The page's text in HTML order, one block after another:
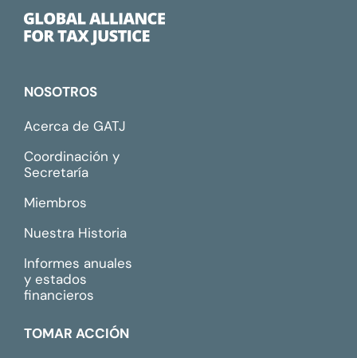
NOSOTROS
Acerca de GATJ
Coordinación y
Secretaría
Miembros
Nuestra Historia
Informes anuales
y estados
financieros
TOMAR ACCIÓN